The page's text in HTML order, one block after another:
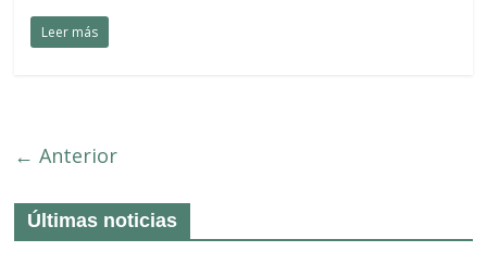
Leer más
← Anterior
Últimas noticias